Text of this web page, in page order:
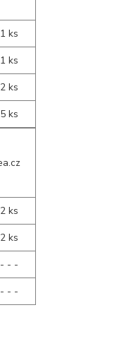
1 ks
1 ks
2 ks
5 ks
2 ks
2 ks
- - -
- - -